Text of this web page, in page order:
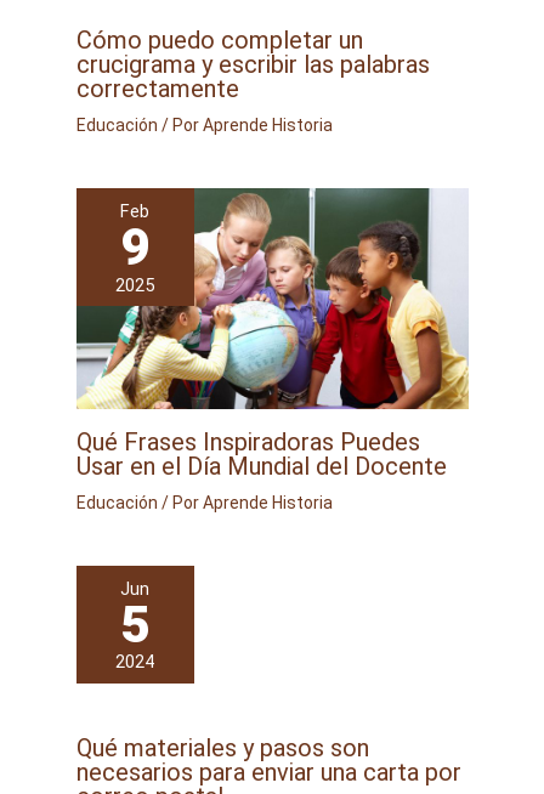
Cómo puedo completar un
crucigrama y escribir las palabras
correctamente
Educación / PorAprende Historia
Feb
9
2025
Qué Frases Inspiradoras Puedes
Usar en el Día Mundial del Docente
Educación / PorAprende Historia
Jun
5
2024
Qué materiales y pasos son
necesarios para enviar una carta por